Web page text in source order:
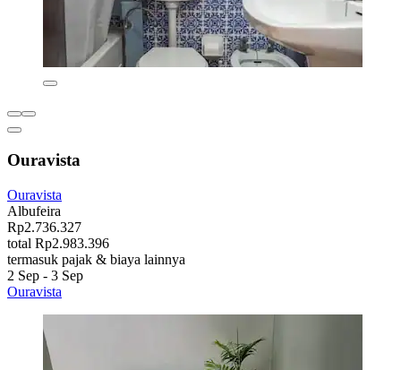
Ouravista
Ouravista
Albufeira
Rp2.736.327
total Rp2.983.396
termasuk pajak & biaya lainnya
2 Sep - 3 Sep
Ouravista